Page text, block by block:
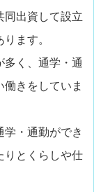
同出資して設立
ます。
多く、通学・通
きをしていま
学・通勤ができ
りとくらしや仕